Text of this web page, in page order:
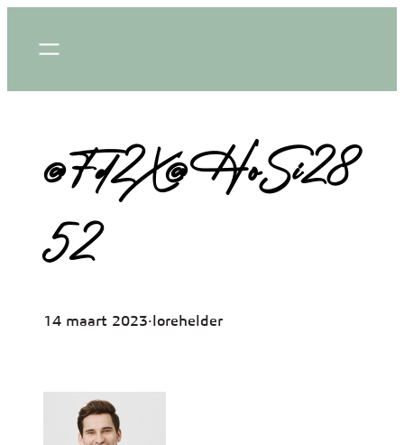
@Fd2X@HoSi28
52
14 maart 2023·lorehelder